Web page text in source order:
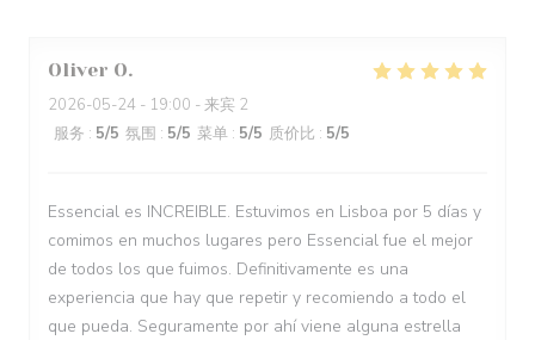
Oliver O
2026-05-24 - 19:00 - 来宾 2
服务 : 5/5 氛围 : 5/5 菜单 : 5/5 质价比 : 5/5
Essencial es INCREIBLE. Estuvimos en Lisboa por 5 días y
comimos en muchos lugares pero Essencial fue el mejor
de todos los que fuimos. Definitivamente es una
experiencia que hay que repetir y recomiendo a todo el
que pueda. Seguramente por ahí viene alguna estrella